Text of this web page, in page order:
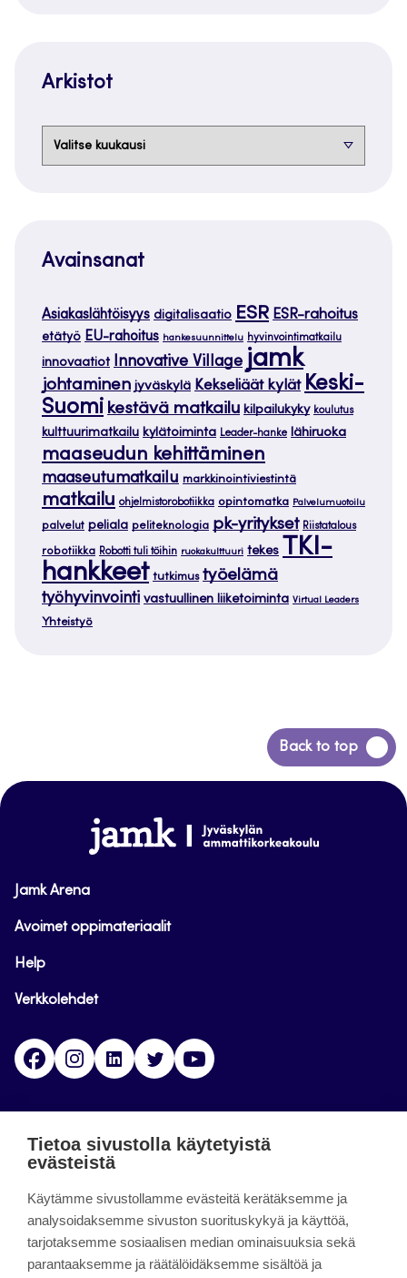
Arkistot
Avainsanat
Asiakaslähtöisyys digitalisaatio ESR ESR-rahoitus
etätyö EU-rahoitus hankesuunnittelu hyvinvointimatkailu
innovaatiot Innovative Village jamk
johtaminen jyväskylä Kekseliäät kylät Keski-
Suomi kestävä matkailu kilpailukyky koulutus
kulttuurimatkailu kylätoiminta Leader-hanke lähiruoka
maaseudun kehittäminen
maaseutumatkailu markkinointiviestintä
matkailu ohjelmistorobotiikka opintomatka Palvelumuotoilu
palvelut peliala peliteknologia pk-yritykset Riistatalous
robotiikka Robotti tuli töihin ruokakulttuuri tekes
TKI-
hankkeet tutkimus työelämä
työhyvinvointi vastuullinen liiketoiminta Virtual Leaders
Yhteistyö
Back to top
Siirry
takaisin
www.jamk.fi
Jamk Arena
Avoimet oppimateriaalit
Help
Verkkolehdet
FacebookInstagramLinkedinTwitter
päättynyt 11.9.2023.
About the site
Tietoa sivustolla käytetyistä
evästeistä
Käytämme sivustollamme evästeitä kerätäksemme ja
analysoidaksemme sivuston suorituskykyä ja käyttöä,
tarjotaksemme sosiaalisen median ominaisuuksia sekä
parantaaksemme ja räätälöidäksemme sisältöä ja